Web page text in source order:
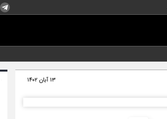
۱۳ آبان ۱۴۰۲